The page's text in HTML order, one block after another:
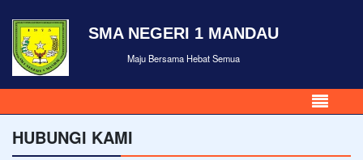
SMA NEGERI 1 MANDAU
Maju Bersama Hebat Semua
HUBUNGI KAMI